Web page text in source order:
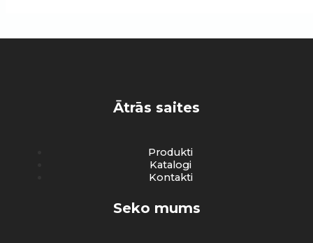
Ātrās saites
Produkti
Katalogi
Kontakti
Seko mums